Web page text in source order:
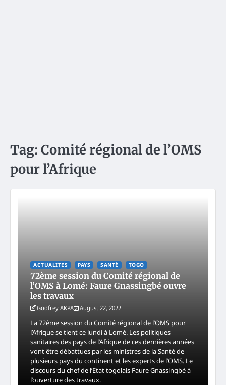
Tag: Comité régional de l’OMS
pour l’Afrique
ACTUALITES PAYS SANTÉ TOGO
72ème session du Comité régional de
l’OMS à Lomé: Faure Gnassingbé ouvre
les travaux
Godfrey AKPA August 22, 2022
La 72ème session du Comité régional de l’OMS pour
l’Afrique se tient ce lundi à Lomé. Les politiques
sanitaires des pays de l’Afrique de ces dernières années
vont être débattues par les ministres de la Santé de
plusieurs pays du continent et les experts de l’OMS. Le
discours du chef de l’Etat togolais Faure Gnassingbé à
l’ouverture des travaux.